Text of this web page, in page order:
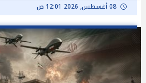
08 أغسطس, 2026 12:01 ص